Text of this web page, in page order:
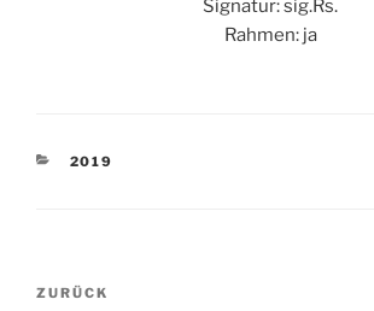
Signatur: sig.Rs.
Rahmen: ja
KATEGORIEN
2019
Beitragsnavigation
Vorheriger
ZURÜCK